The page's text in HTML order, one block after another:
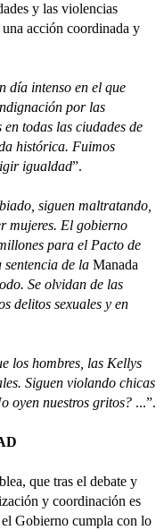
y las violencias
acción coordinada y
día intenso en el que
por las
todas las ciudades de
histórica. Fuimos
igualdad”.
siguen maltratando,
mujeres. El gobierno
para el Pacto de
de la Manada
Se olvidan de las
delitos sexuales y en
los hombres, las Kellys
Siguen violando chicas
oyen nuestros gritos?...”.
que tras el debate y
y coordinación es
Gobierno cumpla con lo